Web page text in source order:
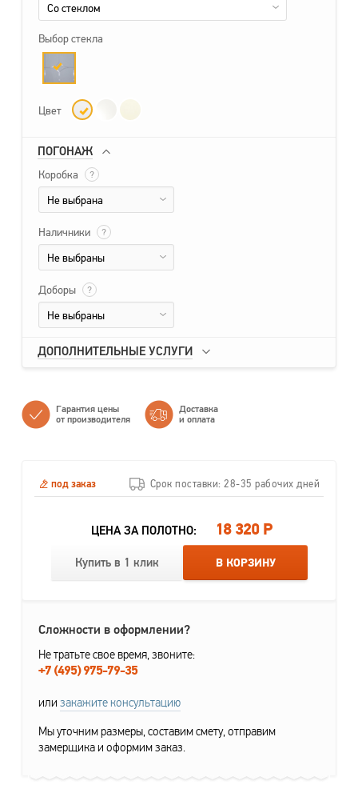
Со стеклом
Выбор стекла
Цвет
ПОГОНАЖ
Коробка ?
Не выбрана
Наличники ?
Не выбраны
Доборы ?
Не выбраны
ДОПОЛНИТЕЛЬНЫЕ УСЛУГИ
Гарантия цены
от производителя
Доставка
и оплата
под заказ Срок поставки: 28-35 рабочих дней
ЦЕНА ЗА ПОЛОТНО: 18 320 Р
Купить в 1 клик В КОРЗИНУ
Сложности в оформлении?
Не тратьте свое время, звоните:
+7 (495) 975-79-35
или закажите консультацию
Мы уточним размеры, составим смету, отправим
замерщика и оформим заказ.